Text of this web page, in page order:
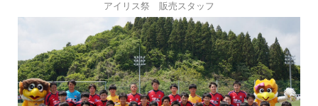
アイリス祭 販売スタッフ